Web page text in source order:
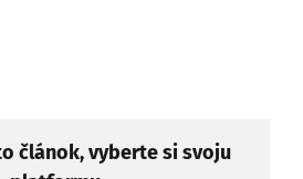
článok, vyberte si svoju